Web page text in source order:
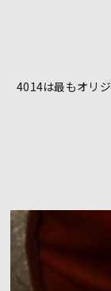
4014は最もオリ